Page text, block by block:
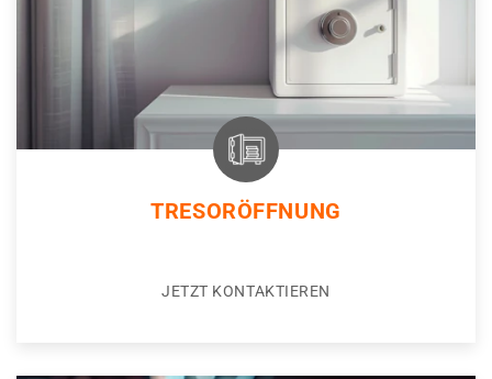
TRESORÖFFNUNG
JETZT KONTAKTIEREN